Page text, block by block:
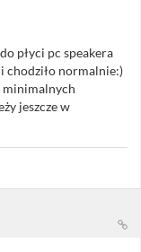
płyci pc speakera
chodziło normalnie:)
minimalnych
jeszcze w